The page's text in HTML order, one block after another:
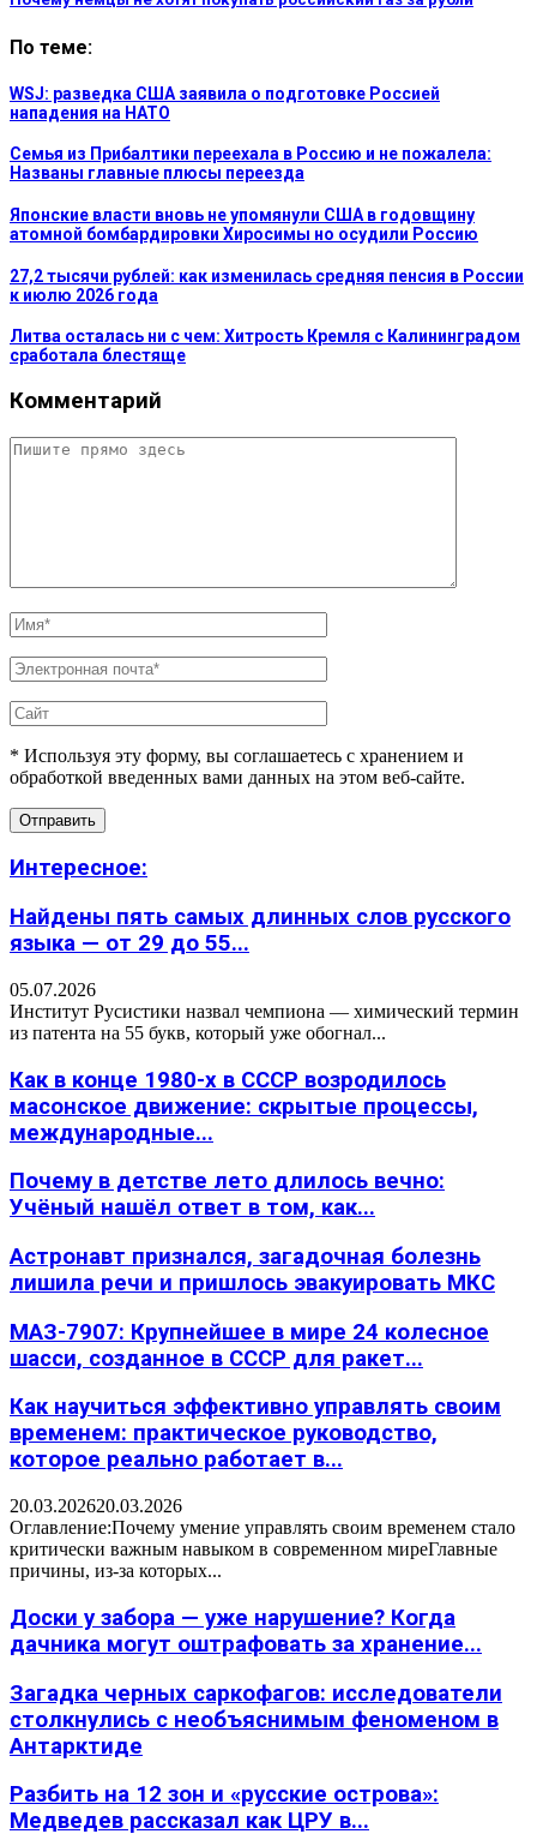
По теме:
WSJ: разведка США заявила о подготовке Россией
нападения на НАТО
Семья из Прибалтики переехала в Россию и не пожалела:
Названы главные плюсы переезда
Японские власти вновь не упомянули США в годовщину
атомной бомбардировки Хиросимы но осудили Россию
27,2 тысячи рублей: как изменилась средняя пенсия в России
к июлю 2026 года
Литва осталась ни с чем: Хитрость Кремля с Калининградом
сработала блестяще
Комментарий
* Используя эту форму, вы соглашаетесь с хранением и
обработкой введенных вами данных на этом веб-сайте.
Интересное:
Найдены пять самых длинных слов русского
языка — от 29 до 55...
05.07.2026
Институт Русистики назвал чемпиона — химический термин
из патента на 55 букв, который уже обогнал...
Как в конце 1980-х в СССР возродилось
масонское движение: скрытые процессы,
международные...
Почему в детстве лето длилось вечно:
Учёный нашёл ответ в том, как...
Астронавт признался, загадочная болезнь
лишила речи и пришлось эвакуировать МКС
МАЗ-7907: Крупнейшее в мире 24 колесное
шасси, созданное в СССР для ракет...
Как научиться эффективно управлять своим
временем: практическое руководство,
которое реально работает в...
20.03.202620.03.2026
Оглавление:Почему умение управлять своим временем стало
критически важным навыком в современном миреГлавные
причины, из-за которых...
Доски у забора — уже нарушение? Когда
дачника могут оштрафовать за хранение...
Загадка черных саркофагов: исследователи
столкнулись с необъяснимым феноменом в
Антарктиде
Разбить на 12 зон и «русские острова»:
Медведев рассказал как ЦРУ в...